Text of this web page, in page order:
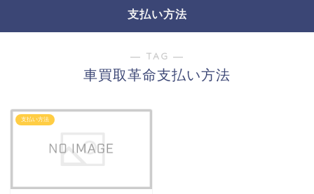
支払い方法
― TAG ―
車買取革命支払い方法
支払い方法